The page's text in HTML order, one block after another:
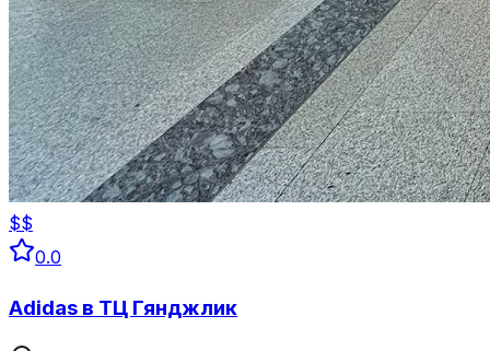
$$
0.0
Adidas в ТЦ Гянджлик